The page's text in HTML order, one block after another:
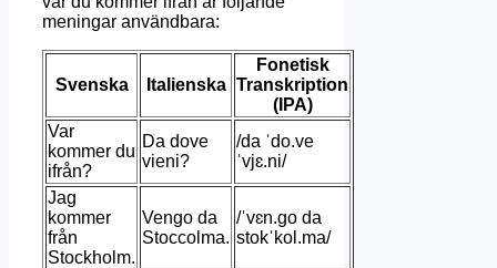
meningar användbara:
Svenska Italienska
Fonetisk
Transkription
(IPA)
Var
kommer du
ifrån?
Da dove
vieni?
/da ˈdo.ve
ˈvjɛ.ni/
Jag
kommer
från
Stockholm.
Vengo da
Stoccolma.
/ˈvɛn.ɡo da
stokˈkol.ma/